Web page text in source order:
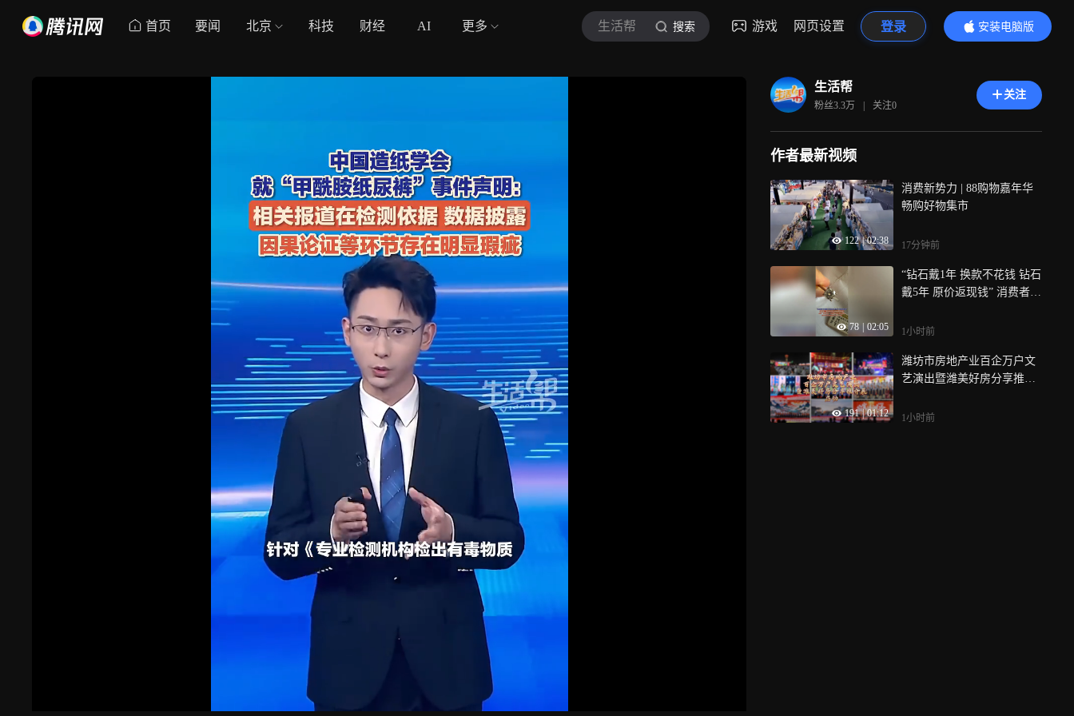
首页 要闻 北京 科技 财经 AI 更多 生活帮 搜索 游戏 网页设置 登录
安装电脑版
内容更精彩
生活帮
粉丝3.3万 | 关注0
关注
作者最新视频
122 | 02:38
消费新势力 | 88购物嘉年华
畅购好物集市
17分钟前
78 02:05
“钻石戴1年 换款不花钱 钻石
戴5年 原价返现钱” 消费者：
商家：权益二选一 顾客签订
管理所已介入协调
1小时前
191 | 01:12
潍坊市房地产业百企万户文
艺演出暨潍美好房分享推介
1小时前